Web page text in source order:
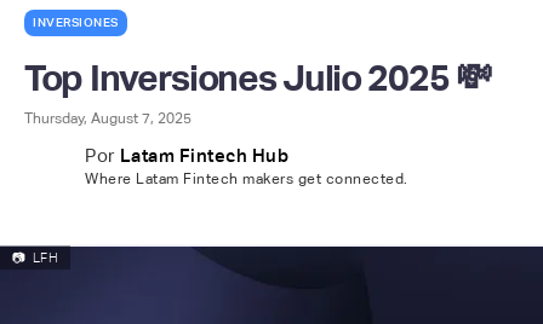
INVERSIONES
Top Inversiones Julio 2025 💸
Thursday, August 7, 2025
Por Latam Fintech Hub
Where Latam Fintech makers get connected.
📷 LFH